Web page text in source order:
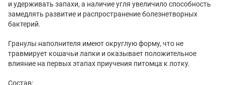
и удерживать запахи, а наличие угля увеличило способность
замедлять развитие и распространение болезнетворных
бактерий.
Гранулы наполнителя имеют округлую форму, что не
травмирует кошачьи лапки и оказывает положительное
влияние на первых этапах приучения питомца к лотку.
Состав: